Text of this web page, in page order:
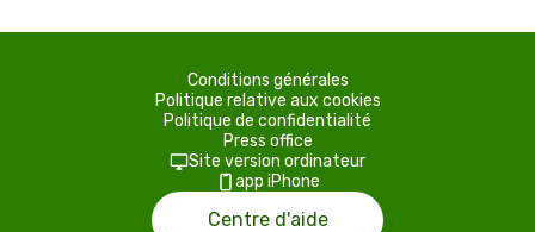
Conditions générales
Politique relative aux cookies
Politique de confidentialité
Press office
Site version ordinateur
app iPhone
Centre d'aide